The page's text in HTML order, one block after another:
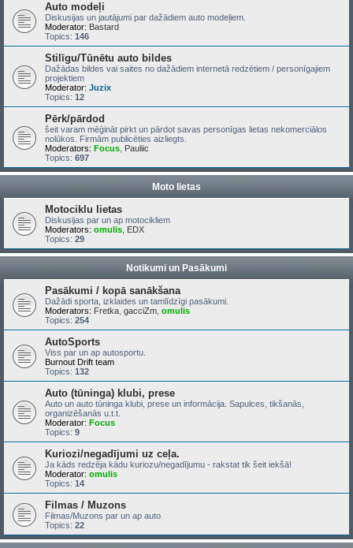
Auto modeļi
Diskusijas un jautājumi par dažādiem auto modeļiem.
Moderator: Bastard
Topics: 146
Stilīgu/Tūnētu auto bildes
Dažādas bildes vai saites no dažādiem internetā redzētiem / personīgajiem
projektiem
Moderator: Juzix
Topics: 12
Pērk/pārdod
šeit varam mēģināt pirkt un pārdot savas personīgas lietas nekomerciālos
nolūkos. Firmām publicēties aizliegts.
Moderators: Focus Pauliic
Topics: 697
Moto lietas
Motociklu lietas
Diskusijas par un ap motocikliem
Moderators: omulis EDX
Topics: 29
Notikumi un Pasākumi
Pasākumi / kopā sanākšana
Dažādi sporta, izklaides un tamlīdzīgi pasākumi.
Moderators: Fretka gacciZm omulis
Topics: 254
AutoSports
Viss par un ap autosportu.
Burnout Drift team
Topics: 132
Auto (tūninga) klubi, prese
Auto un auto tūninga klubi, prese un informācija. Sapulces, tikšanās,
organizēšanās u.t.t.
Moderator: Focus
Topics: 9
Kuriozi/negadījumi uz ceļa.
Ja kāds redzēja kādu kuriozu/negadījumu - rakstat tik šeit iekšā!
Moderator: omulis
Topics: 14
Filmas / Muzons
Filmas/Muzons par un ap auto
Topics: 22